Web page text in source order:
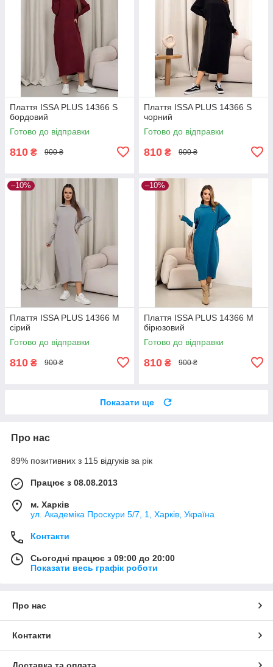
Плаття ISSA PLUS 14366 S
бордовий
Готово до відправки
810 ₴ 900 ₴
Плаття ISSA PLUS 14366 S
чорний
Готово до відправки
810 ₴ 900 ₴
–10%
Плаття ISSA PLUS 14366 M
сірий
Готово до відправки
810 ₴ 900 ₴
–10%
Плаття ISSA PLUS 14366 M
бірюзовий
Готово до відправки
810 ₴ 900 ₴
Показати ще
Про нас
89% позитивних з 115 відгуків за рік
Працює з 08.08.2013
м. Харків
ул. Академіка Проскури 5/7, 1, Харків, Україна
Контакти
Сьогодні працює з 09:00 до 20:00
Показати весь графік роботи
Про нас
Контакти